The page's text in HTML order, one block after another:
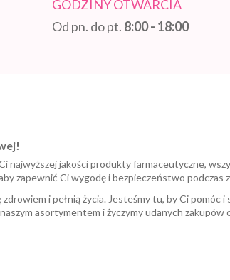
GODZINY OTWARCIA
Od pn. do pt. 8:00 - 18:00
najwyższej jakości produkty farmaceutyczne,
zapewnić Ci wygodę i bezpieczeństwo podczas
i pełnią życia. Jesteśmy tu, by Ci pomóc
asortymentem i życzymy udanych zakupów